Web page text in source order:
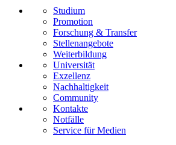
Studium
Promotion
Forschung & Transfer
Stellenangebote
Weiterbildung
Universität
Exzellenz
Nachhaltigkeit
Community
Kontakte
Notfälle
Service für Medien